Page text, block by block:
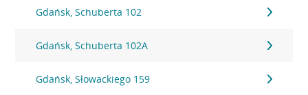
Gdańsk, Schuberta 102
Gdańsk, Schuberta 102A
Gdańsk, Słowackiego 159